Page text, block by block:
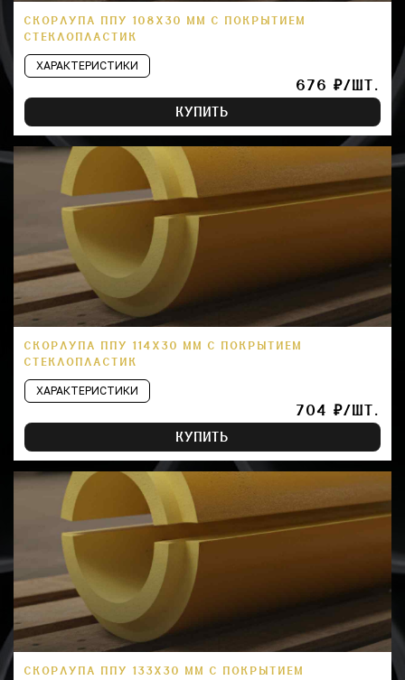
СКОРЛУПА ППУ 108Х30 ММ С ПОКРЫТИЕМ
СТЕКЛОПЛАСТИК
ХАРАКТЕРИСТИКИ
676 ₽/ШТ.
КУПИТЬ
СКОРЛУПА ППУ 114Х30 ММ С ПОКРЫТИЕМ
СТЕКЛОПЛАСТИК
ХАРАКТЕРИСТИКИ
704 ₽/ШТ.
КУПИТЬ
СКОРЛУПА ППУ 133Х30 ММ С ПОКРЫТИЕМ